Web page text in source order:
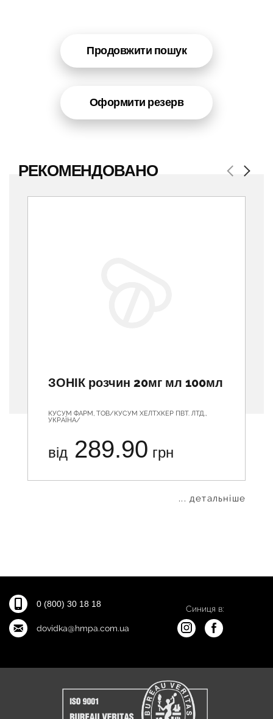
Продовжити пошук
Оформити резерв
РЕКОМЕНДОВАНО Previous
ЗОНІК розчин 20мг мл 100мл
КУСУМ ФАРМ, ТОВ/КУСУМ ХЕЛТХКЕР ПВТ. ЛТД.,
УКРАЇНА/
від 289.90 грн
... детальніше
Next
0 (800) 30 18 18
dovidka@hmpa.com.ua
Синиця в: